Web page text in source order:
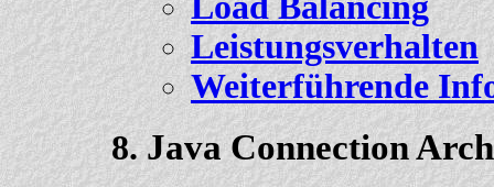
Leistungsverhalten
Weiterführende
Java Connection